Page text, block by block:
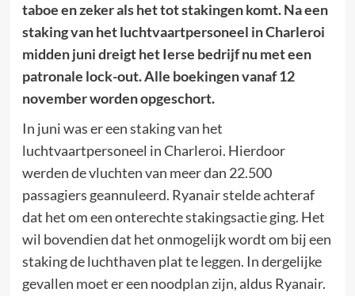
taboe en zeker als het tot stakingen komt. Na een
staking van het luchtvaartpersoneel in Charleroi
midden juni dreigt het Ierse bedrijf nu met een
patronale lock-out. Alle boekingen vanaf 12
november worden opgeschort.
In juni was er een staking van het
luchtvaartpersoneel in Charleroi. Hierdoor
werden de vluchten van meer dan 22.500
passagiers geannuleerd. Ryanair stelde achteraf
dat het om een onterechte stakingsactie ging. Het
wil bovendien dat het onmogelijk wordt om bij een
staking de luchthaven plat te leggen. In dergelijke
gevallen moet er een noodplan zijn, aldus Ryanair.